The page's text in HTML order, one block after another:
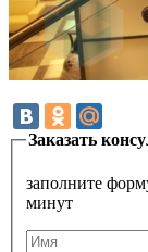
Заказать
заполните
минут